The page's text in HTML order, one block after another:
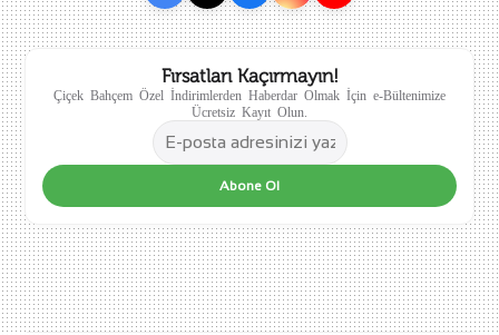
Fırsatları Kaçırmayın!
Çiçek Bahçem Özel İndirimlerden Haberdar Olmak İçin e-Bültenimize
Ücretsiz Kayıt Olun.
Abone Ol